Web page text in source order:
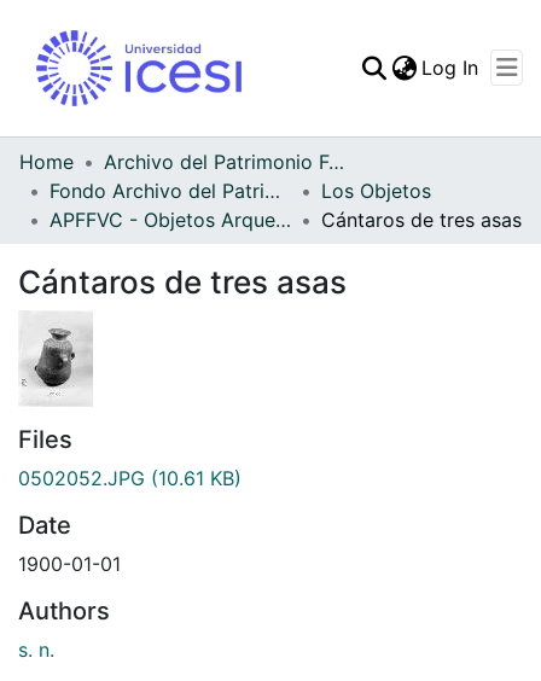
Statistics
Log In
Home
Archivo del Patrimonio Fotográfico y Fílmico del Valle del Cauca
Fondo Archivo del Patrimonio Fotográfico y Fílmico del Valle del Cauca
Los Objetos
APFFVC - Objetos Arqueológico - Patrimonial
Cántaros de tres asas
Cántaros de tres asas
Files
0502052.JPG (10.61 KB)
Date
1900-01-01
Authors
s. n.